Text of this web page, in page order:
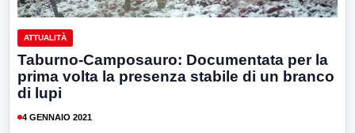
ATTUALITÀ
Taburno-Camposauro: Documentata per la
prima volta la presenza stabile di un branco
di lupi
4 GENNAIO 2021